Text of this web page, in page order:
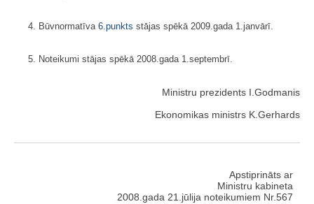
4. Būvnormatīva 6.punkts stājas spēkā 2009.gada 1.janvārī.
5. Noteikumi stājas spēkā 2008.gada 1.septembrī.
Ministru prezidents I.Godmanis
Ekonomikas ministrs K.Gerhards
Apstiprināts ar
Ministru kabineta
2008.gada 21.jūlija noteikumiem Nr.567